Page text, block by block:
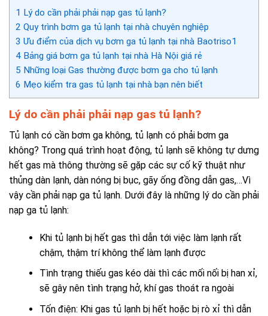
1 Lý do cần phải phải nạp gas tủ lạnh?
2 Quy trình bơm ga tủ lạnh tại nhà chuyên nghiệp
3 Ưu điểm của dịch vụ bơm ga tủ lạnh tại nhà Baotriso1
4 Bảng giá bơm ga tủ lạnh tại nhà Hà Nội giá rẻ
5 Những loại Gas thường được bơm ga cho tủ lạnh
6 Mẹo kiểm tra gas tủ lạnh tại nhà bạn nên biết
Lý do cần phải phải nạp gas tủ lạnh?
Tủ lạnh có cần bơm ga không, tủ lạnh có phải bơm ga
không? Trong quá trình hoạt động, tủ lạnh sẽ không tự dưng
hết gas mà thông thường sẽ gặp các sự cố kỹ thuật như
thủng dàn lạnh, dàn nóng bị bục, gãy ống đồng dẫn gas,…Vì
vậy cần phải nạp ga tủ lạnh. Dưới đây là những lý do cần phải
nạp ga tủ lạnh:
Khi tủ lạnh bị hết gas thì dẫn tới việc làm lạnh rất
chậm, thậm trí không thể làm lạnh được
Tình trạng thiếu gas kéo dài thì các mối nối bị han xỉ,
sẽ gây nên tình trạng hở, khí gas thoát ra ngoài
Tốn điện: Khi gas tủ lạnh bị hết hoặc bị rò xỉ thì dẫn